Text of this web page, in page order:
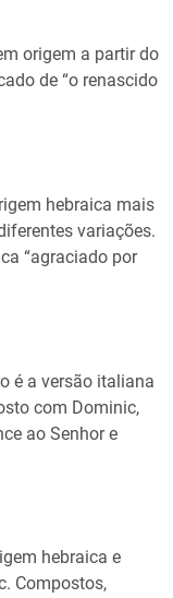
origem a partir do
de “o renascido
hebraica mais
variações.
“agraciado por
é a versão italiana
com Dominic,
ao Senhor e
hebraica e
Compostos,